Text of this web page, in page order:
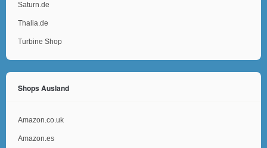
Saturn.de
Thalia.de
Turbine Shop
Shops Ausland
Amazon.co.uk
Amazon.es